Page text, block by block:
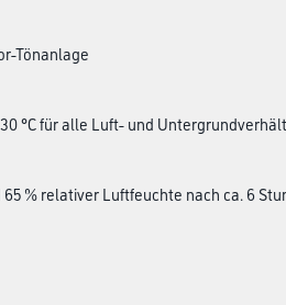
Tönanlage
°C für alle Luft- und
% relativer Luftfeuchte nach ca. 6